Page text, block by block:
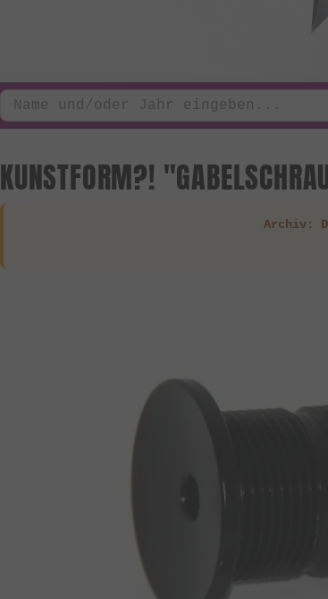
KUNSTFORM?!
Archiv: